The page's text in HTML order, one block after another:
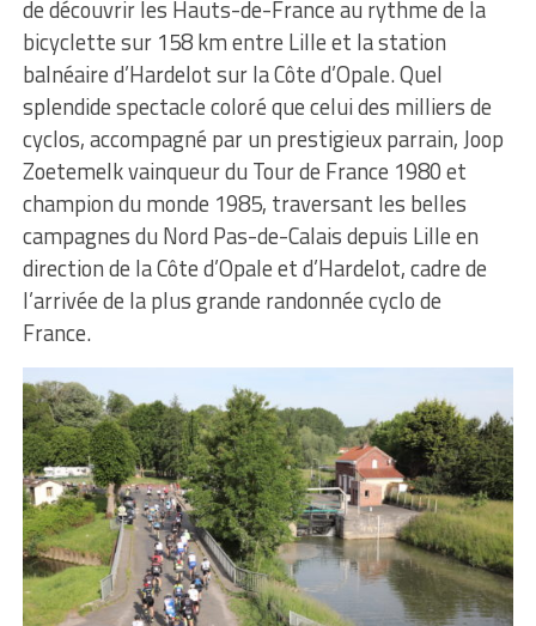
de découvrir les Hauts-de-France au rythme de la
bicyclette sur 158 km entre Lille et la station
balnéaire d’Hardelot sur la Côte d’Opale. Quel
splendide spectacle coloré que celui des milliers de
cyclos, accompagné par un prestigieux parrain, Joop
Zoetemelk vainqueur du Tour de France 1980 et
champion du monde 1985, traversant les belles
campagnes du Nord Pas-de-Calais depuis Lille en
direction de la Côte d’Opale et d’Hardelot, cadre de
l’arrivée de la plus grande randonnée cyclo de
France.